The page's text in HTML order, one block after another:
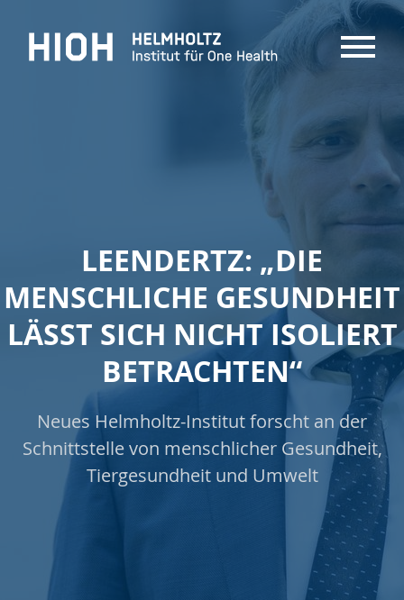
MENU
LEENDERTZ: „DIE
MENSCHLICHE GESUNDHEIT
LÄSST SICH NICHT ISOLIERT
BETRACHTEN“
Neues Helmholtz-Institut forscht an der
Schnittstelle von menschlicher Gesundheit,
Tiergesundheit und Umwelt